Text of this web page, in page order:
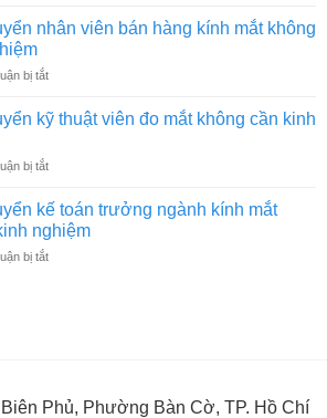
mắt
kinh
tuyển
cáo
ngành
không
kinh
nghiệm
nhân viên bán hàng kính mắt không
bị tắtở
tuyển
nhân
bán
kính
mắt
không
cần
kỹ thuật viên đo mắt không cần kinh
bị tắtở
tuyển
kỹ
thuật
viên
kế toán trưởng ngành kính mắt
nghiệm
bị tắtở
mắt
Phủ, Phường Bàn Cờ, TP. Hồ Chí